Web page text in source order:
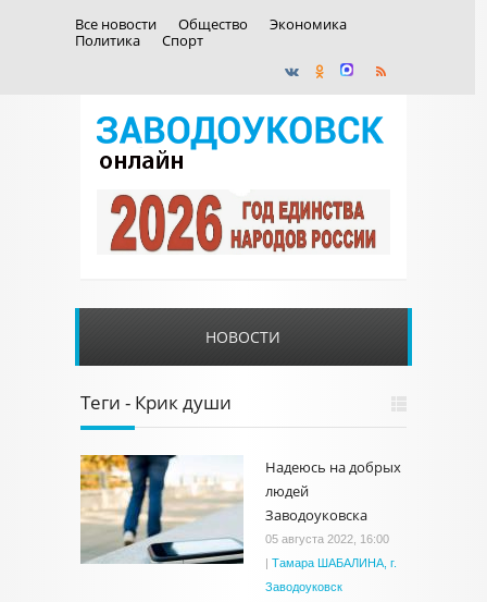
Все новости Общество
Экономика
Политика
Спорт
НОВОСТИ
Теги - Крик души
Надеюсь на добрых
людей
Заводоуковска
05 августа 2022, 16:00
| Тамара ШАБАЛИНА, г.
Заводоуковск